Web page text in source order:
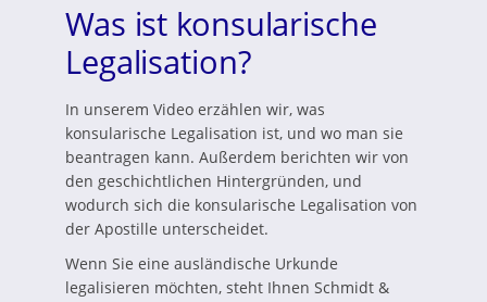
Was ist konsularische
Legalisation?
In unserem Video erzählen wir, was
konsularische Legalisation ist, und wo man sie
beantragen kann. Außerdem berichten wir von
den geschichtlichen Hintergründen, und
wodurch sich die konsularische Legalisation von
der Apostille unterscheidet.
Wenn Sie eine ausländische Urkunde
legalisieren möchten, steht Ihnen Schmidt &